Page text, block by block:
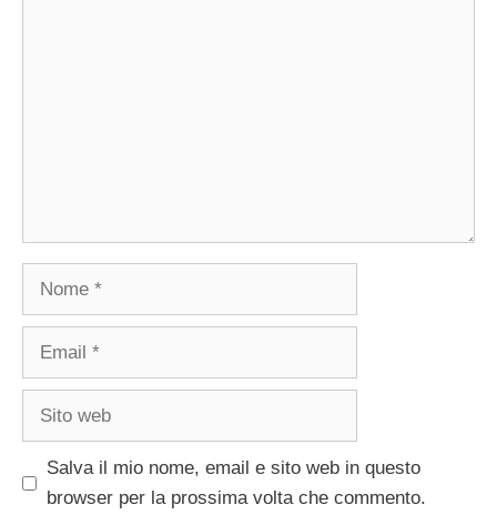
Nome
Email
Sito
Salva il mio nome, email e sito web in questo
browser per la prossima volta che commento.